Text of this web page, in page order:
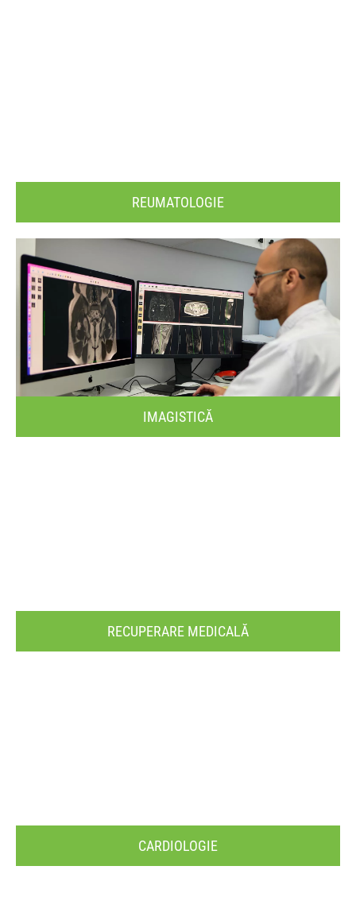
REUMATOLOGIE
IMAGISTICĂ
RECUPERARE MEDICALĂ
CARDIOLOGIE